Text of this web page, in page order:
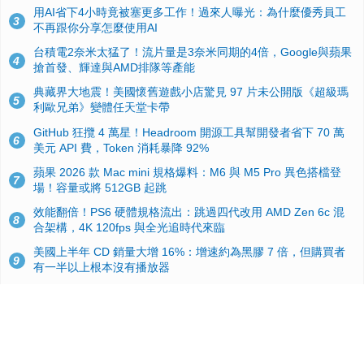
3
用AI省下4小時竟被塞更多工作！過來人曝光：為什麼優秀員工
不再跟你分享怎麼使用AI
4
台積電2奈米太猛了！流片量是3奈米同期的4倍，Google與蘋果
搶首發、輝達與AMD排隊等產能
5
典藏界大地震！美國懷舊遊戲小店驚見 97 片未公開版《超級瑪
利歐兄弟》變體任天堂卡帶
6
GitHub 狂攬 4 萬星！Headroom 開源工具幫開發者省下 70 萬
美元 API 費，Token 消耗暴降 92%
7
蘋果 2026 款 Mac mini 規格爆料：M6 與 M5 Pro 異色搭檔登
場！容量或將 512GB 起跳
8
效能翻倍！PS6 硬體規格流出：跳過四代改用 AMD Zen 6c 混
合架構，4K 120fps 與全光追時代來臨
9
美國上半年 CD 銷量大增 16%：增速約為黑膠 7 倍，但購買者
有一半以上根本沒有播放器